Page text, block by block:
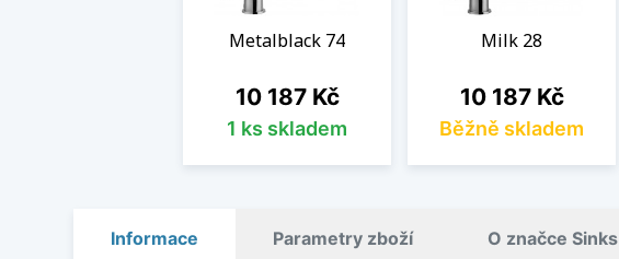
Metalblack 74
Cena
10 187 Kč
1 ks skladem
Milk 28
Cena
10 187 Kč
Běžně skladem
Informace Parametry zboží O značce Sinks